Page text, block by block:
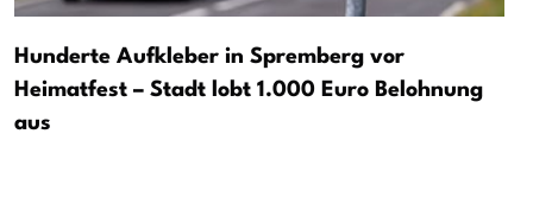
Hunderte Aufkleber in Spremberg vor
Heimatfest – Stadt lobt 1.000 Euro Belohnung
aus